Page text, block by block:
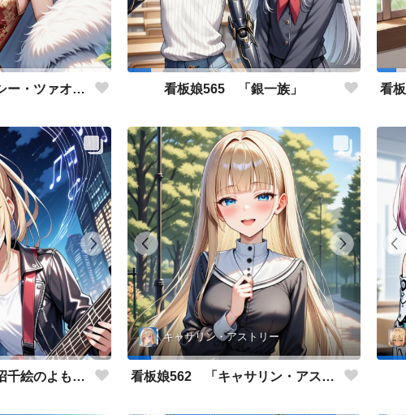
看板娘566 「ナンシー・ツァオのよもやま話」 看板娘565 「銀一族」
看板娘562 「八木沼千絵のよもやま話」
キャサリン・アストリー
看板娘562 「キャサリン・アストリーのよもやま話」